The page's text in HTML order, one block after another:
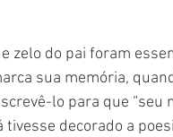
zelo do pai foram
sua memória,
lo para que “seu
tivesse decorado a